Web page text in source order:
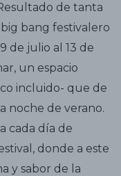
de tanta
bang festivalero
de julio al 13 de
un espacio
incluido- que de
noche de verano.
cada día de
donde a este
y sabor de la